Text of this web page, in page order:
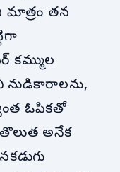
తన
కమ్ముల
ఓపికతో
అనేక